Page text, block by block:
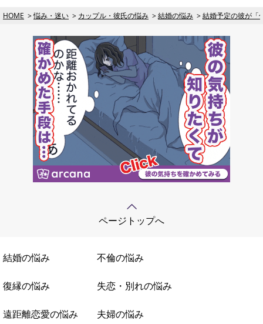
HOME 悩み・迷い カップル・彼氏の悩み 結婚の悩み 結婚予定の彼が「
ページトップへ
結婚の悩み 不倫の悩み
復縁の悩み 失恋・別れの悩み
遠距離恋愛の悩み 夫婦の悩み